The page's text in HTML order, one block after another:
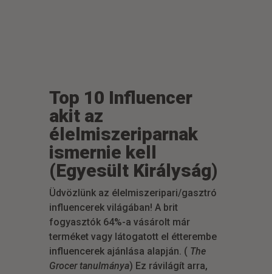
Top 10 Influencer
akit az
élelmiszeriparnak
ismernie kell
(Egyesült Királyság)
Üdvözlünk az élelmiszeripari/gasztró
influencerek világában! A brit
fogyasztók 64%-a vásárolt már
terméket vagy látogatott el étterembe
influencerek ajánlása alapján. ( The
Grocer tanulmánya) Ez rávilágít arra,